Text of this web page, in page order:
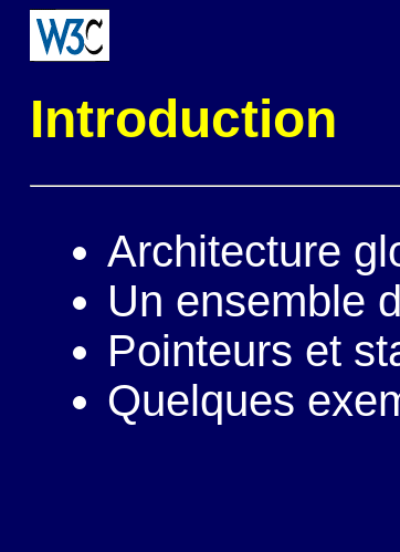
Introduction
Architecture
Un ensemble
Pointeurs et
Quelques